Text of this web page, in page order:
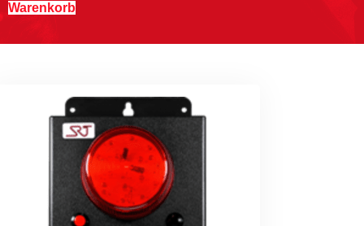
Warenkorb